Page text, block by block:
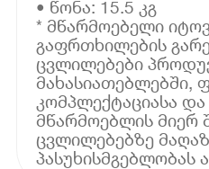
• წონა: 15.5 კგ
* მწარმოებელი
გაფრთხილების
ცვლილებები
მახასიათებლებში,
კომპლექტაციასა და
მწარმოებლის მიერ
ცვლილებებზე
პასუხისმგებლობას